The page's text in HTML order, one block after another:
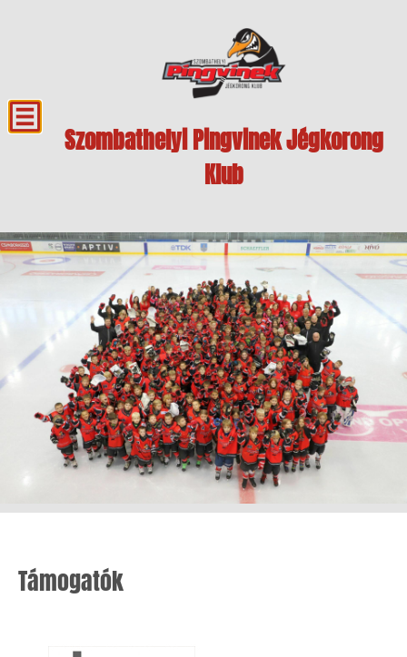
Szombathelyi Pingvinek Jégkorong
Klub
Támogatók